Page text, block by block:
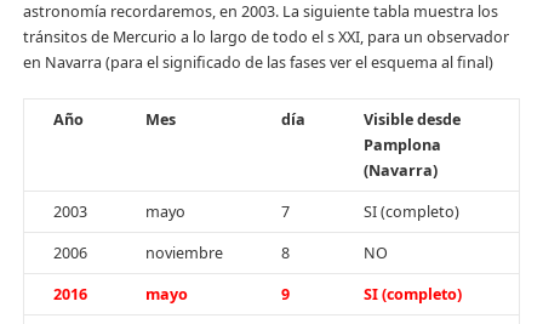
astronomía recordaremos, en 2003. La siguiente tabla muestra los
tránsitos de Mercurio a lo largo de todo el s XXI, para un observador
en Navarra (para el significado de las fases ver el esquema al final)
Año Mes día
Visible desde
Pamplona
(Navarra)
2003
mayo 7
SI (completo)
2006
noviembre 8
NO
2016
mayo 9
SI (completo)